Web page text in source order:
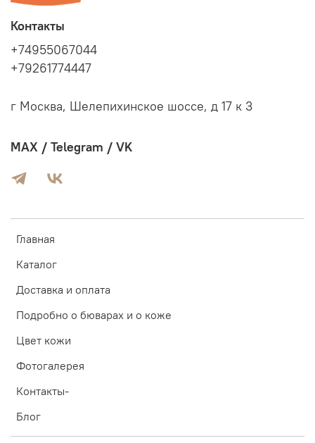
Главная
Каталог
Доставка и оплата
Подробно о бюварах и о коже
Цвет кожи
Фотогалерея
Контакты-
Блог
Контакты
+74955067044
+79261774447
г Москва, Шелепихинское шоссе, д 17 к 3
MAX / Telegram / VK